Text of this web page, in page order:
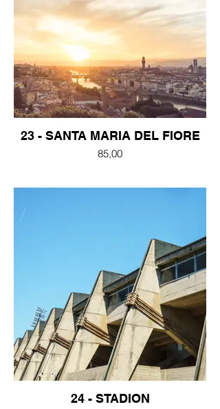
23 - SANTA MARIA DEL FIORE
85,00
24 - STADION